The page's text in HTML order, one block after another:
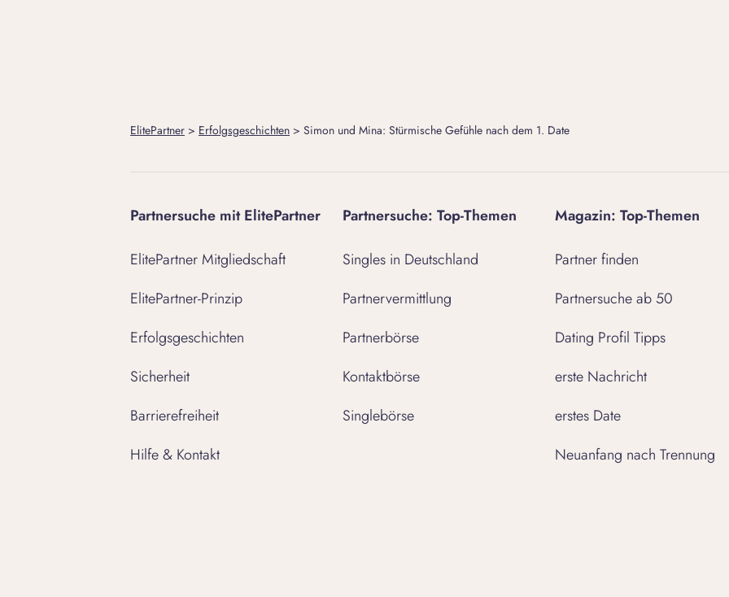
ElitePartner > Erfolgsgeschichten > Simon und Mina: Stürmische Gefühle nach dem 1. Date
Partnersuche mit ElitePartner
ElitePartner Mitgliedschaft
ElitePartner-Prinzip
Erfolgsgeschichten
Sicherheit
Barrierefreiheit
Hilfe & Kontakt
Partnersuche: Top-Themen
Singles in Deutschland
Partnervermittlung
Partnerbörse
Kontaktbörse
Singlebörse
Magazin: Top-Themen
Partner finden
Partnersuche ab 50
Dating Profil Tipps
erste Nachricht
erstes Date
Neuanfang nach Trennung